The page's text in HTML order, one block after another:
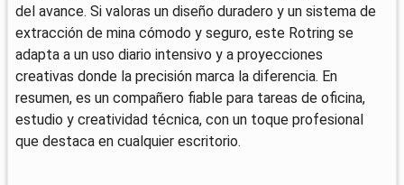
del avance. Si valoras un diseño duradero y un sistema de
extracción de mina cómodo y seguro, este Rotring se
adapta a un uso diario intensivo y a proyecciones
creativas donde la precisión marca la diferencia. En
resumen, es un compañero fiable para tareas de oficina,
estudio y creatividad técnica, con un toque profesional
que destaca en cualquier escritorio.